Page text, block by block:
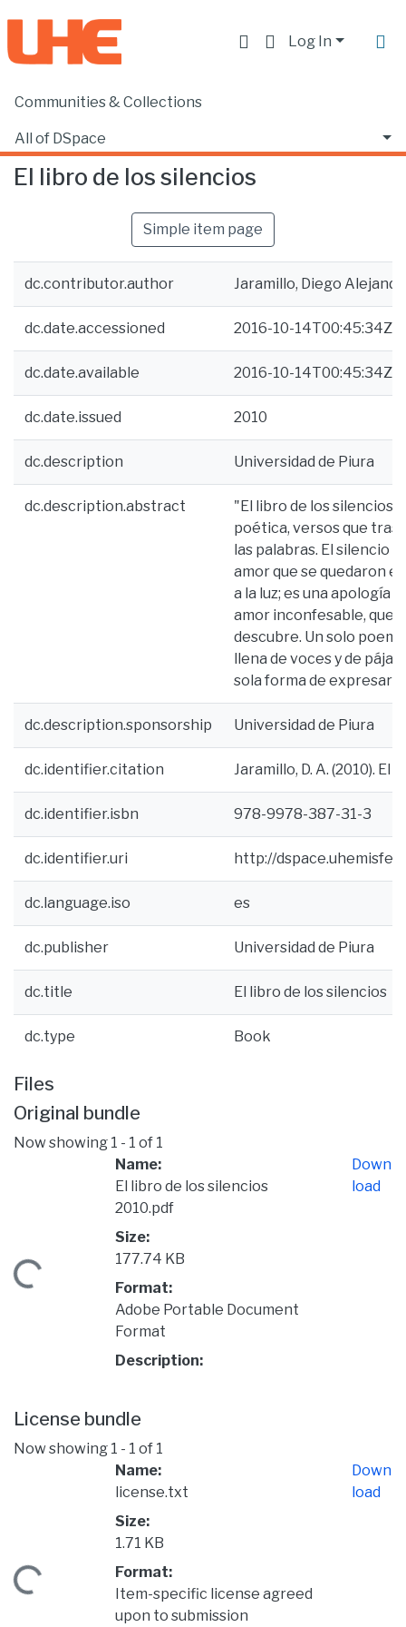
Log In
Communities & Collections
All of DSpace
Statistics
Home
El libro de los silencios
Simple item page
dc.contributor.author Jaramillo, Diego
dc.date.accessioned 2016-10-14T00:45:34Z
dc.date.available 2016-10-14T00:45:34Z
dc.date.issued 2010
dc.description Universidad de Piura
dc.description.abstract
"El libro de los silencios,
poética, versos que
las palabras. El silencio
amor que se quedaron
a la luz; es una apología
amor inconfesable, que
descubre. Un solo
llena de voces y de
sola forma de
dc.description.sponsorship Universidad de Piura
dc.identifier.citation Jaramillo, D. A. (2010). El
dc.identifier.isbn 978-9978-387-31-3
dc.identifier.uri http://
dc.language.iso es
dc.publisher Universidad de Piura
dc.title El libro de los silencios
dc.type Book
Files
Original bundle
Now showing 1 - 1 of 1
Loading...
Name:
El libro de los silencios
2010.pdf
Size:
177.74 KB
Format:
Adobe Portable Document
Format
Description:
Down
load
License bundle
Now showing 1 - 1 of 1
Loading...
Name:
license.txt
Size:
1.71 KB
Format:
Item-specific license agreed
upon to submission
Down
load